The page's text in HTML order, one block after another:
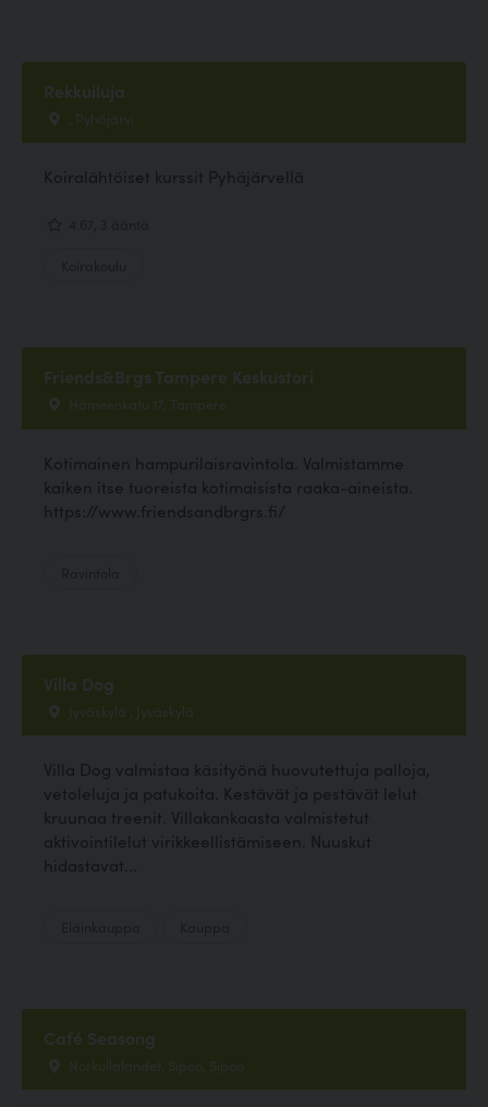
Rekkuiluja
, Pyhäjärvi
Koiralähtöiset kurssit Pyhäjärvellä
Friends&Brgs Tampere Keskustori
Hämeenkatu 17, Tampere
Kotimainen hampurilaisravintola. Valmistamme
kaiken itse tuoreista kotimaisista raaka-aineista.
https://www.friendsandbrgrs.fi/
Villa Dog
Jyväskylä , Jyväskylä
Villa Dog valmistaa käsityönä huovutettuja palloja,
vetoleluja ja patukoita. Kestävät ja pestävät lelut
kruunaa treenit. Villakankaasta valmistetut
aktivointilelut virikkeellistämiseen. Nuuskut
hidastavat...
Café Seasong
Norkullalandet, Sipoo, Sipoo